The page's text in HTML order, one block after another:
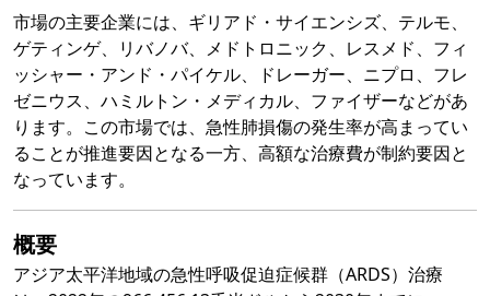
市場の主要企業には、ギリアド・サイエンシズ、テルモ、
ゲティンゲ、リバノバ、メドトロニック、レスメド、フィ
ッシャー・アンド・パイケル、ドレーガー、ニプロ、フレ
ゼニウス、ハミルトン・メディカル、ファイザーなどがあ
ります。この市場では、急性肺損傷の発生率が高まってい
ることが推進要因となる一方、高額な治療費が制約要因と
なっています。
概要
アジア太平洋地域の急性呼吸促迫症候群（ARDS）治療